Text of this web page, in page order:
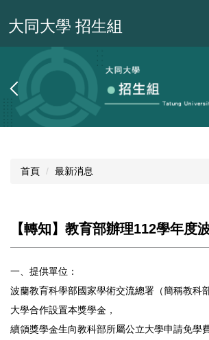
到
容
區
大同大學 招生組
首頁 最新消息
【轉知】教育部辦理112學年度
一、提供單位：
波蘭教育科學部國家學術交流總署（簡稱教科
大學合作設置本獎學金，
續領獎學金生向教科部所屬公立大學申請免學